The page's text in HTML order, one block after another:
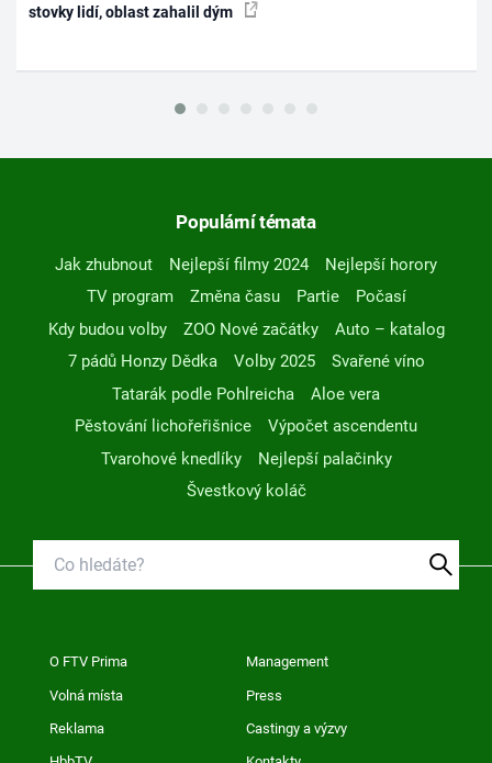
stovky lidí, oblast zahalil dým
Populární témata
Jak zhubnout Nejlepší filmy 2024
Nejlepší horory
TV program
Změna času Partie
Počasí
Kdy budou volby
ZOO Nové začátky
Auto – katalog
7 pádů Honzy Dědka
Volby 2025
Svařené víno
Tatarák podle Pohlreicha
Aloe vera
Pěstování lichořeřišnice
Výpočet ascendentu
Tvarohové knedlíky
Nejlepší palačinky
Švestkový koláč
O FTV Prima Management
Volná místa Press
Reklama Castingy a výzvy